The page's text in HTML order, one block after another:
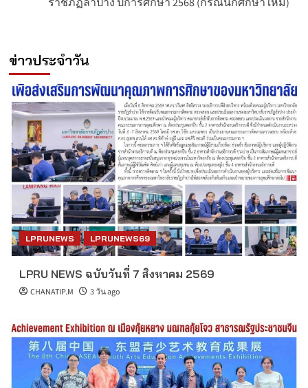
ข่าวประจำวัน
LPRUNEWS LPRUNEWS69
LPRU NEWS ฉบับวันที่ 7 สิงหาคม 2569
CHANATIP.M 3 วัน ago